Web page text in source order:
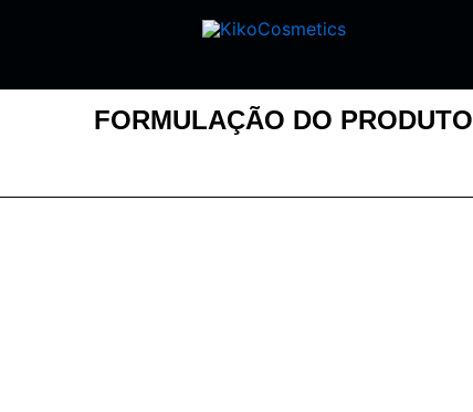
FORMULAÇÃO DO PRODUTO